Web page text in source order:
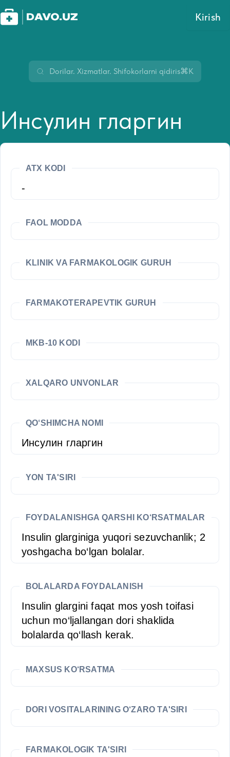
Kirish
⌘K
Инсулин гларгин
ATX KODI
-
FAOL MODDA
KLINIK VA FARMAKOLOGIK GURUH
FARMAKOTERAPEVTIK GURUH
MKB-10 KODI
XALQARO UNVONLAR
QO‘SHIMCHA NOMI
Инсулин гларгин
YON TA'SIRI
FOYDALANISHGA QARSHI KO‘RSATMALAR
Insulin glarginiga yuqori sezuvchanlik; 2
yoshgacha bo‘lgan bolalar.
BOLALARDA FOYDALANISH
Insulin glargini faqat mos yosh toifasi
uchun mo‘ljallangan dori shaklida
bolalarda qo‘llash kerak.
MAXSUS KO‘RSATMA
DORI VOSITALARINING O‘ZARO TA'SIRI
FARMAKOLOGIK TA'SIRI